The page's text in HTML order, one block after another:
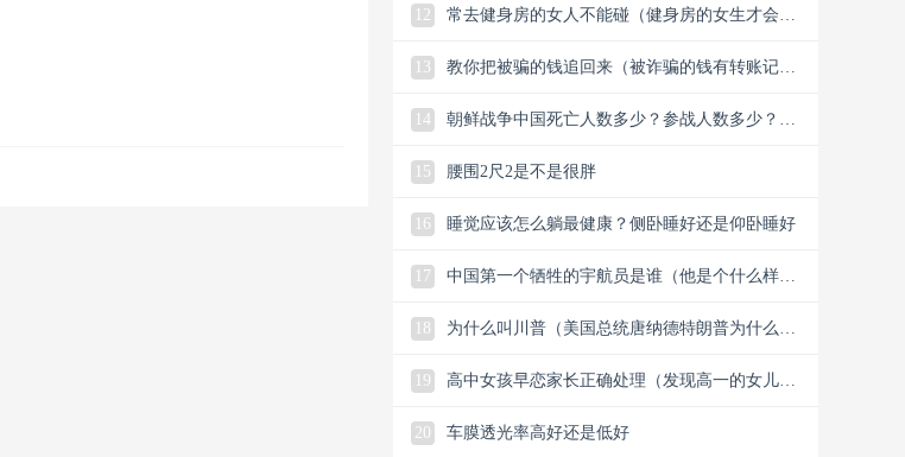
12
常去健身房的女人不能碰（健身房的女生才会懂
13
教你把被骗的钱追回来（被诈骗的钱有转账记录
14
朝鲜战争中国死亡人数多少？参战人数多少？中
15
腰围2尺2是不是很胖
16 睡觉应该怎么躺最健康？侧卧睡好还是仰卧睡好
17
中国第一个牺牲的宇航员是谁（他是个什么样的
18
为什么叫川普（美国总统唐纳德特朗普为什么叫
19
高中女孩早恋家长正确处理（发现高一的女儿早
20
车膜透光率高好还是低好